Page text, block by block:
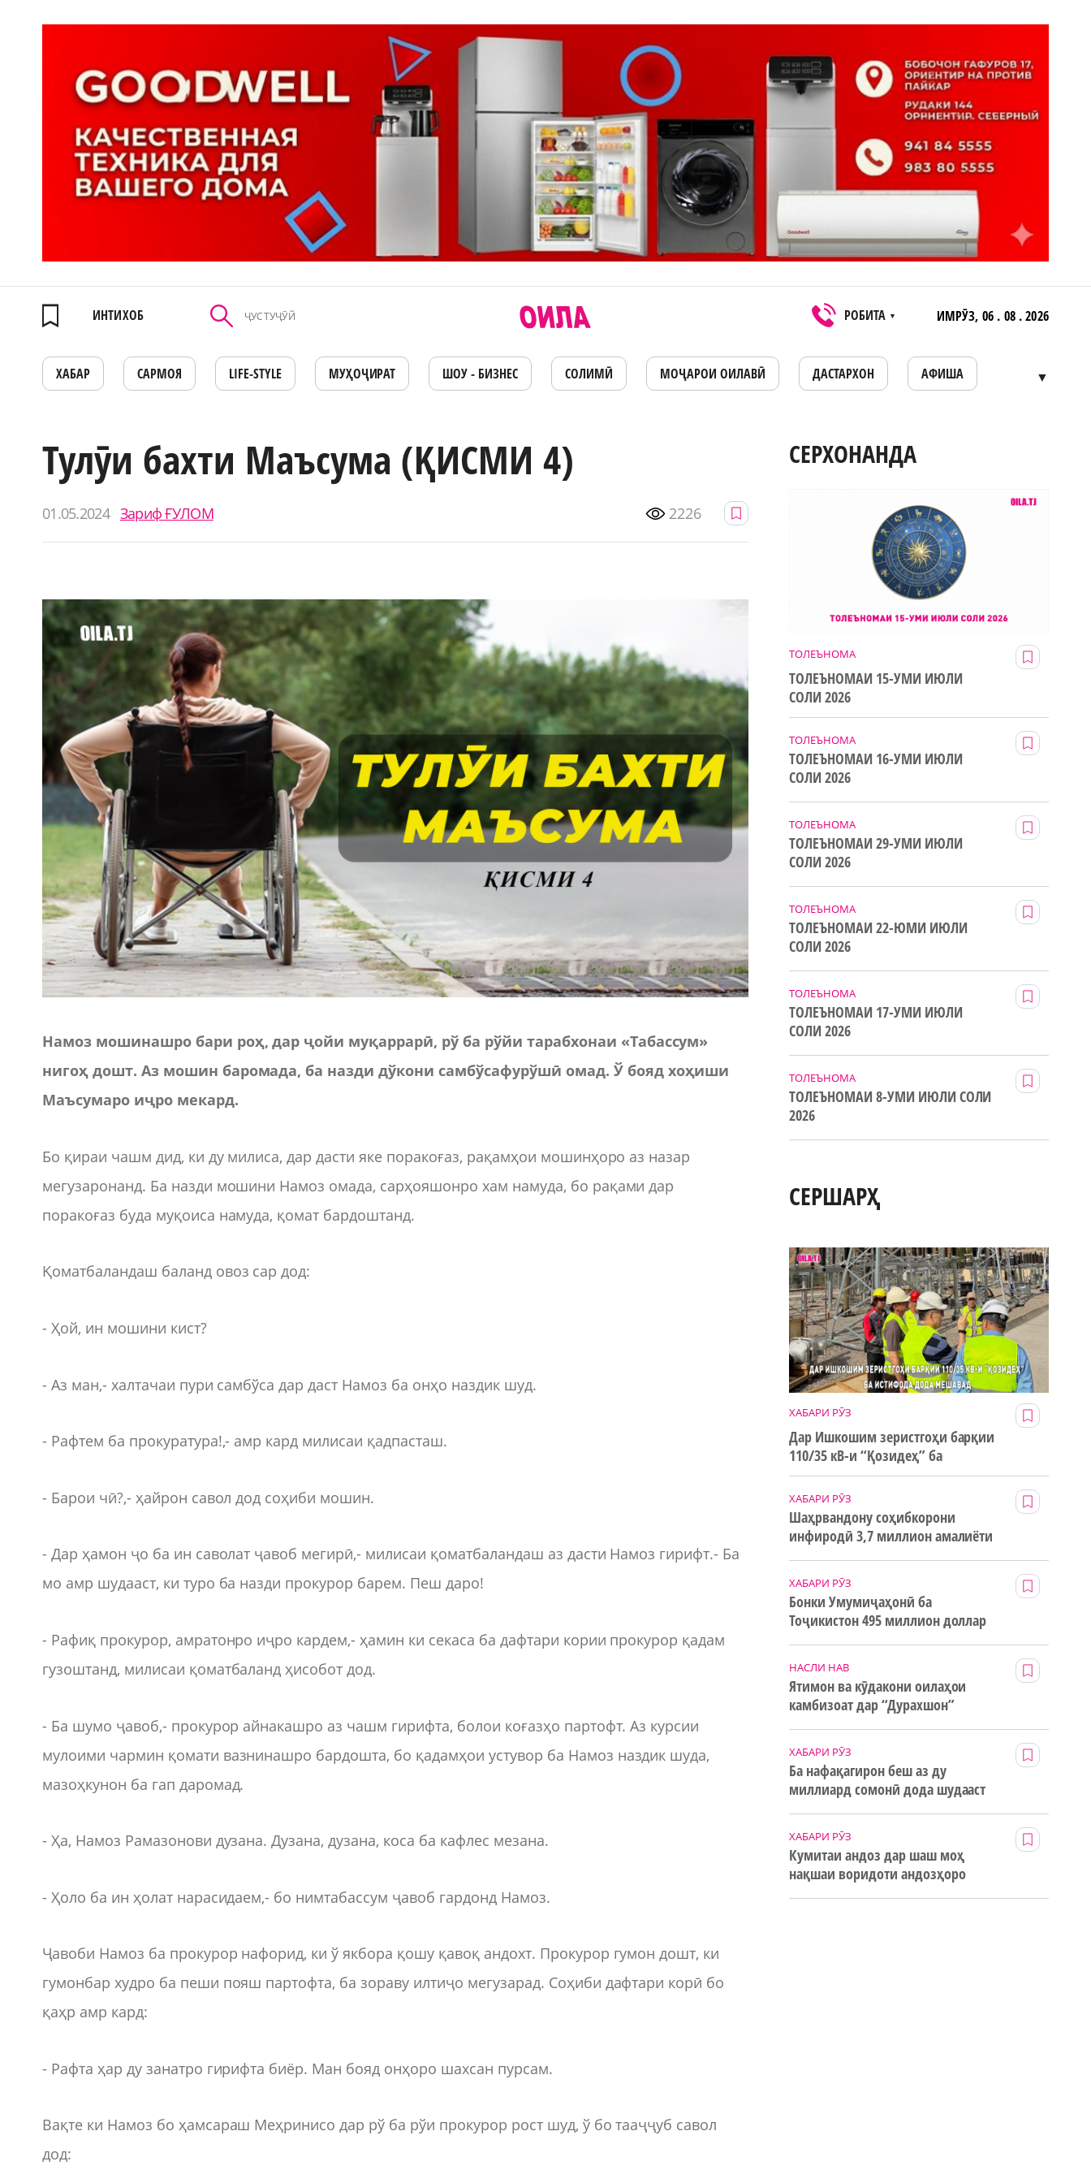
ИНТИХОБ РОБИТА ▼ ИМРӮЗ, 06 . 08 . 2026
ХАБАР САРМОЯ LIFE-STYLE МУҲОҶИРАТ ШОУ - БИЗНЕС СОЛИМӢ МОҶАРОИ ОИЛАВӢ ДАСТАРХОН АФИША ▼
Тулӯи бахти Маъсума (ҚИСМИ 4)
01.05.2024 Зариф ҒУЛОМ 2226
Намоз мошинашро бари роҳ, дар ҷойи муқаррарӣ, рў ба рўйи тарабхонаи «Табассум»
нигоҳ дошт. Аз мошин баромада, ба назди дўкони самбўсафурўшӣ омад. Ў бояд хоҳиши
Маъсумаро иҷро мекард.
Бо қираи чашм дид, ки ду милиса, дар дасти яке поракоғаз, рақамҳои мошинҳоро аз назар
мегузаронанд. Ба назди мошини Намоз омада, сарҳояшонро хам намуда, бо рақами дар
поракоғаз буда муқоиса намуда, қомат бардоштанд.
Қоматбаландаш баланд овоз сар дод:
- Ҳой, ин мошини кист?
- Аз ман,- халтачаи пури самбўса дар даст Намоз ба онҳо наздик шуд.
- Рафтем ба прокуратура!,- амр кард милисаи қадпасташ.
- Барои чӣ?,- ҳайрон савол дод соҳиби мошин.
- Дар ҳамон ҷо ба ин саволат ҷавоб мегирӣ,- милисаи қоматбаландаш аз дасти Намоз гирифт.- Ба
мо амр шудааст, ки туро ба назди прокурор барем. Пеш даро!
- Рафиқ прокурор, амратонро иҷро кардем,- ҳамин ки секаса ба дафтари кории прокурор қадам
гузоштанд, милисаи қоматбаланд ҳисобот дод.
- Ба шумо ҷавоб,- прокурор айнакашро аз чашм гирифта, болои коғазҳо партофт. Аз курсии
мулоими чармин қомати вазнинашро бардошта, бо қадамҳои устувор ба Намоз наздик шуда,
мазоҳкунон ба гап даромад.
- Ҳа, Намоз Рамазонови дузана. Дузана, дузана, коса ба кафлес мезана.
- Ҳоло ба ин ҳолат нарасидаем,- бо нимтабассум ҷавоб гардонд Намоз.
Ҷавоби Намоз ба прокурор нафорид, ки ў якбора қошу қавоқ андохт. Прокурор гумон дошт, ки
гумонбар худро ба пеши пояш партофта, ба зораву илтиҷо мегузарад. Соҳиби дафтари корӣ бо
қаҳр амр кард:
- Рафта ҳар ду занатро гирифта биёр. Ман бояд онҳоро шахсан пурсам.
Вақте ки Намоз бо ҳамсараш Меҳринисо дар рў ба рўи прокурор рост шуд, ў бо тааҷҷуб савол
дод:
СЕРХОНАНДА
ТОЛЕЪНОМА
ТОЛЕЪНОМАИ 15-УМИ ИЮЛИ
СОЛИ 2026
ТОЛЕЪНОМА
ТОЛЕЪНОМАИ 16-УМИ ИЮЛИ
СОЛИ 2026
ТОЛЕЪНОМА
ТОЛЕЪНОМАИ 29-УМИ ИЮЛИ
СОЛИ 2026
ТОЛЕЪНОМА
ТОЛЕЪНОМАИ 22-ЮМИ ИЮЛИ
СОЛИ 2026
ТОЛЕЪНОМА
ТОЛЕЪНОМАИ 17-УМИ ИЮЛИ
СОЛИ 2026
ТОЛЕЪНОМА
ТОЛЕЪНОМАИ 8-УМИ ИЮЛИ СОЛИ
2026
СЕРШАРҲ
ХАБАРИ РӮЗ
Дар Ишкошим зеристгоҳи барқии
110/35 кВ-и “Қозидеҳ” ба
истифода дода мешавад
ХАБАРИ РӮЗ
Шаҳрвандону соҳибкорони
инфиродӣ 3,7 миллион амалиёти
ХАБАРИ РӮЗ
Бонки Умумиҷаҳонӣ ба
Тоҷикистон 495 миллион доллар
НАСЛИ НАВ
Ятимон ва кӯдакони оилаҳои
камбизоат дар “Дурахшон”
ХАБАРИ РӮЗ
Ба нафақагирон беш аз ду
миллиард сомонӣ дода шудааст
ХАБАРИ РӮЗ
Кумитаи андоз дар шаш моҳ
нақшаи воридоти андозҳоро